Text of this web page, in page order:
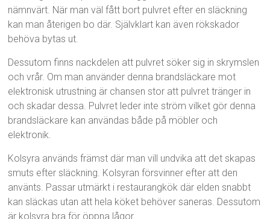
nämnvärt. När man väl fått bort pulvret efter en släckning
kan man återigen bo där. Självklart kan även rökskador
behöva bytas ut.
Dessutom finns nackdelen att pulvret söker sig in skrymslen
och vrår. Om man använder denna brandsläckare mot
elektronisk utrustning är chansen stor att pulvret tränger in
och skadar dessa. Pulvret leder inte ström vilket gör denna
brandsläckare kan användas både på möbler och
elektronik.
Kolsyra används främst där man vill undvika att det skapas
smuts efter släckning. Kolsyran försvinner efter att den
använts. Passar utmärkt i restaurangkök där elden snabbt
kan släckas utan att hela köket behöver saneras. Dessutom
är kolsyra bra för öppna lågor.